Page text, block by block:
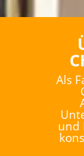
Als
und